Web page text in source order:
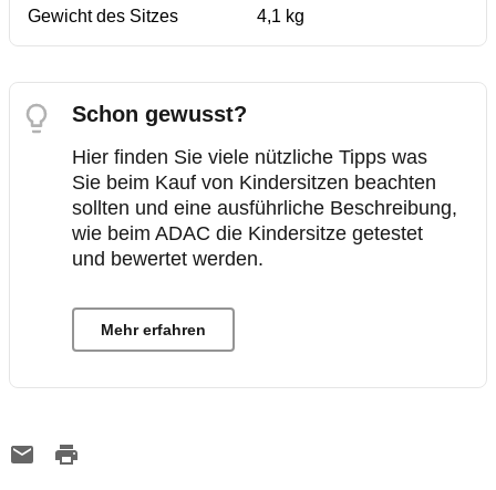
Gewicht des Sitzes 4,1 kg
Schon gewusst?
Hier finden Sie viele nützliche Tipps was
Sie beim Kauf von Kindersitzen beachten
sollten und eine ausführliche Beschreibung,
wie beim ADAC die Kindersitze getestet
und bewertet werden.
Mehr erfahren